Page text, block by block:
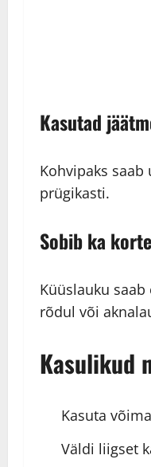
Kasutad
Kohvipaks
prügikasti.
Sobib ka
Küüslauku saab
rõdul või
Kasulikud
Kasuta
Väldi liigset